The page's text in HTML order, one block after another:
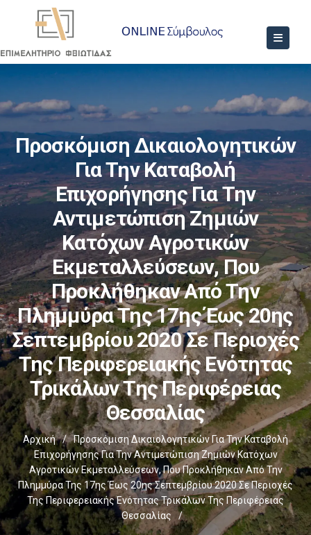
Προσκόμιση Δικαιολογητικών
Για Την Καταβολή
Επιχορήγησης Για Την
Αντιμετώπιση Ζημιών
Κατόχων Αγροτικών
Εκμεταλλεύσεων, Που
Προκλήθηκαν Από Την
Πλημμύρα Της 17ης Έως 20ης
Σεπτεμβρίου 2020 Σε Περιοχές
Της Περιφερειακής Ενότητας
Τρικάλων Της Περιφέρειας
Θεσσαλίας
Αρχική /
Προσκόμιση Δικαιολογητικών Για Την Καταβολή
Επιχορήγησης Για Την Αντιμετώπιση Ζημιών Κατόχων
Αγροτικών Εκμεταλλεύσεων, Που Προκλήθηκαν Από Την
Πλημμύρα Της 17ης Έως 20ης Σεπτεμβρίου 2020 Σε Περιοχές
Της Περιφερειακής Ενότητας Τρικάλων Της Περιφέρειας
Θεσσαλίας
/